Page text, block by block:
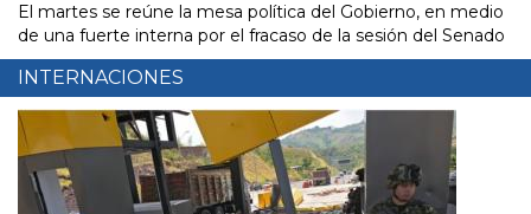
El martes se reúne la mesa política del Gobierno, en medio
de una fuerte interna por el fracaso de la sesión del Senado
INTERNACIONES